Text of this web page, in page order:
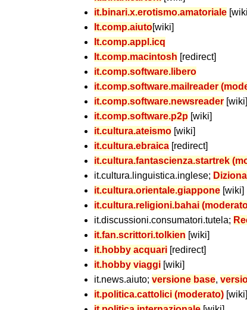
it.binari.x.erotismo.amatoriale
It.comp.aiuto[wiki]
It.comp.appl.icq
It.comp.macintosh [redirect]
it.comp.software.libero
it.comp.software.mailreader
it.comp.software.newsreader [wiki]
it.comp.software.p2p [wiki]
it.cultura.ateismo [wiki]
it.cultura.ebraica [redirect]
it.cultura.fantascienza.startrek
it.cultura.linguistica.inglese;
it.cultura.orientale.giappone [wiki]
it.cultura.religioni.bahai
it.discussioni.consumatori.tutela;
it.fan.scrittori.tolkien [wiki]
it.hobby acquari [redirect]
it.hobby viaggi [wiki]
it.news.aiuto;versione base,
it.politica.cattolici (moderato) [wiki]